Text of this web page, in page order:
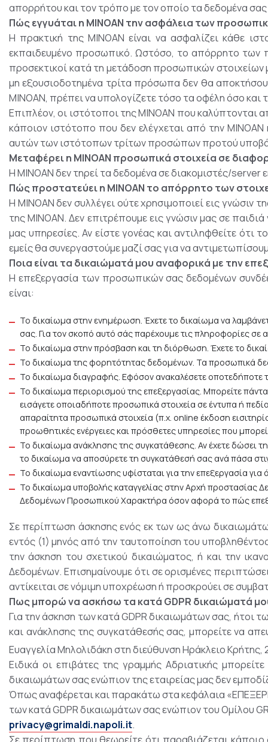
απορρήτου και τον τρόπο με τον οποίο τα δεδομένα σας
Πώς εγγυάται η MINOAN την ασφάλεια των
Η πρακτική της MINOAN είναι να ασφαλίζει κάθε
εκπαιδευμένο προσωπικό. Ωστόσο, το απόρρητο των
προσεκτικοί κατά τη μετάδοση προσωπικών στοιχείων
μη εξουσιοδοτημένα τρίτα πρόσωπα δεν θα
MINOAN, πρέπει να υπολογίζετε τόσο τα οφέλη όσο και
Επιπλέον, οι ιστότοποι της MINOAN που
κάποιον ιστότοπο που δεν ελέγχεται από την
αυτών των ιστότοπων τρίτων προσώπων προτού
Μεταφέρει η MINOAN προσωπικά στοιχεία σε
Η MINOAN δεν τηρεί τα δεδομένα σε διακομιστές/server
Πώς προστατεύει η MINOAN το απόρρητο των
Η MINOAN δεν συλλέγει ούτε χρησιμοποιεί εις
της MINOAN. Δεν επιτρέπουμε εις γνώσιν μας σε
μας υπηρεσίες. Αν είστε γονέας και αντιληφθείτε
εμείς θα συνεργαστούμε μαζί σας για να
Ποια είναι τα δικαιώματά μου αναφορικά με την
Η επεξεργασία των προσωπικών σας δεδομένων
είναι:
Το δικαίωμα στην ενημέρωση. Έχετε το δικαίωμα να
σας. Για τον σκοπό αυτό σάς παρέχουμε τις πληροφορίες σε
Το δικαίωμα στην πρόσβαση και τη διόρθωση. Έχετε το
Το δικαίωμα της φορητότητας δεδομένων. Τα προσωπικά
Το δικαίωμα διαγραφής. Εφόσον ανακαλέσετε οποτεδήποτε
Το δικαίωμα περιορισμού της επεξεργασίας. Μπορείτε
εισάγετε οποιαδήποτε προσωπικά στοιχεία σε έντυπα ή
απαραίτητα προσωπικά στοιχεία (π.χ. online έκδοση
προωθητικές ενέργειες και πρόσθετες υπηρεσίες που
Το δικαίωμα ανάκλησης της συγκατάθεσης. Αν έχετε δώσει
το δικαίωμα να αποσύρετε τη συγκατάθεσή σας ανά πάσα
Το δικαίωμα εναντίωσης υφίσταται για την επεξεργασία
Το δικαίωμα υποβολής καταγγελίας στην Αρχή προστασίας
Δεδομένων Προσωπικού Χαρακτήρα όσον αφορά το πώς
Σε περίπτωση άσκησης ενός εκ των ως άνω
εντός (1) μηνός από την ταυτοποίηση του
την άσκηση του σχετικού δικαιώματος, ή και την
Δεδομένων. Επισημαίνουμε ότι σε ορισμένες
αντίκειται σε νόμιμη υποχρέωση ή προσκρούει σε
Πως μπορώ να ασκήσω τα κατά GDPR δικαιώματά
Για την άσκηση των κατά GDPR δικαιωμάτων σας,
και ανάκλησης της συγκατάθεσής σας, μπορείτε να
Ευαγγελία Μηλολιδάκη στη διεύθυνση Ηράκλειο Κρήτης,
Ειδικά οι επιβάτες της γραμμής Αδριατικής
δικαιωμάτων σας ενώπιον της εταιρείας μας δεν
Όπως αναφέρεται και παρακάτω στα κεφάλαια
των κατά GDPR δικαιωμάτων σας ενώπιον του Ομίλου
privacy@grimaldi.napoli.it.